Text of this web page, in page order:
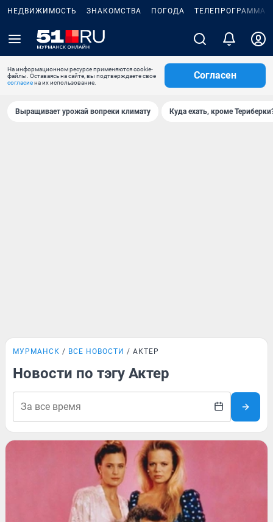
НЕДВИЖИМОСТЬ ЗНАКОМСТВА ПОГОДА ТЕЛЕПРОГРАММА
На информационном ресурсе применяются cookie-
файлы. Оставаясь на сайте, вы подтверждаете свое
согласиена их использование.
Согласен
Выращивает урожай вопреки климату Куда ехать, кроме
МУРМАНСК ВСЕ НОВОСТИ АКТЕР
Новости по тэгу Актер